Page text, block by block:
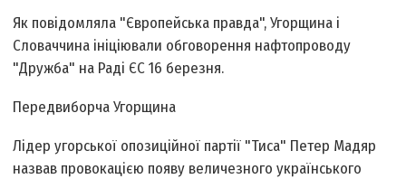
Як повідомляла "Європейська правда", Угорщина і
Словаччина ініціювали обговорення нафтопроводу
"Дружба" на Раді ЄС 16 березня.
Передвиборча Угорщина
Лідер угорської опозиційної партії "Тиса" Петер Мадяр
назвав провокацією появу величезного українського